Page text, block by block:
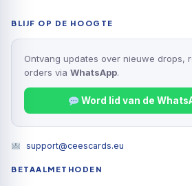
BLIJF OP DE HOOGTE
Ontvang updates over nieuwe drops,
orders via WhatsApp.
Word lid van de
support@ceescards.eu
BETAALMETHODEN